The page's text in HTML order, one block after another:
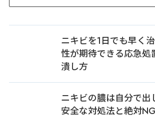
ニキビを1日でも早く
性が期待できる応急処
潰し方
ニキビの膿は自分で出
安全な対処法と絶対